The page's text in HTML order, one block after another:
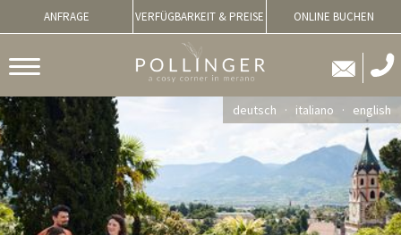
ANFRAGE VERFÜGBARKEIT & PREISE ONLINE BUCHEN
deutsch italiano english